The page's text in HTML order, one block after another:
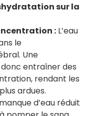
sur la
: L’eau
le
Une
entraîner des
rendant les
ardues.
d’eau réduit